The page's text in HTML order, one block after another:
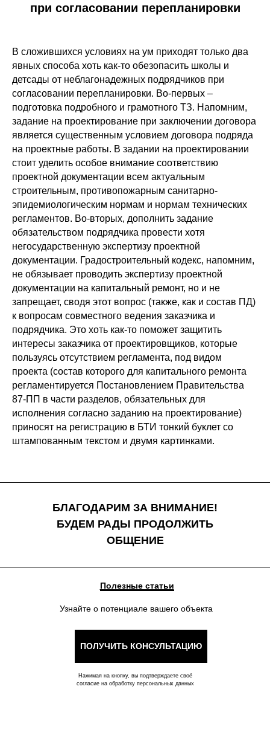
при согласовании перепланировки
В сложившихся условиях на ум приходят только два
явных способа хоть как-то обезопасить школы и
детсады от неблагонадежных подрядчиков при
согласовании перепланировки. Во-первых –
подготовка подробного и грамотного ТЗ. Напомним,
задание на проектирование при заключении договора
является существенным условием договора подряда
на проектные работы. В задании на проектировании
стоит уделить особое внимание соответствию
проектной документации всем актуальным
строительным, противопожарным санитарно-
эпидемиологическим нормам и нормам технических
регламентов. Во-вторых, дополнить задание
обязательством подрядчика провести хотя
негосударственную экспертизу проектной
документации. Градостроительный кодекс, напомним,
не обязывает проводить экспертизу проектной
документации на капитальный ремонт, но и не
запрещает, сводя этот вопрос (также, как и состав ПД)
к вопросам совместного ведения заказчика и
подрядчика. Это хоть как-то поможет защитить
интересы заказчика от проектировщиков, которые
пользуясь отсутствием регламента, под видом
проекта (состав которого для капитального ремонта
регламентируется Постановлением Правительства
87-ПП в части разделов, обязательных для
исполнения согласно заданию на проектирование)
приносят на регистрацию в БТИ тонкий буклет со
штампованным текстом и двумя картинками.
БЛАГОДАРИМ ЗА ВНИМАНИЕ!
БУДЕМ РАДЫ ПРОДОЛЖИТЬ
ОБЩЕНИЕ
Узнайте о потенциале вашего объекта
ПОЛУЧИТЬ КОНСУЛЬТАЦИЮ
Нажимая на кнопку, вы подтверждаете своё
согласие на обработку персональных данных
Полезные статьи